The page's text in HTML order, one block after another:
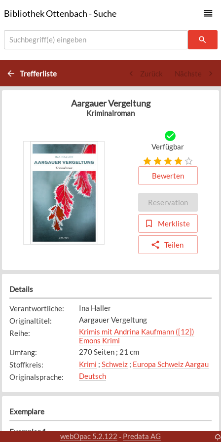
Bibliothek Ottenbach - Suche
Suchbegriff(e) eingeben
Trefferliste Zurück Nächste
Aargauer Vergeltung
Kriminalroman
Verfügbar
Bewerten
Reservation
Merkliste
Teilen
Details
Verantwortliche:
Ina Haller
Originaltitel:
Aargauer Vergeltung
Reihe:
Krimis mit Andrina Kaufmann ([12])
Emons Krimi
Umfang:
270 Seiten ; 21 cm
Stoffkreis: Krimi ; Schweiz; Europa Schweiz Aargau
Originalsprache: Deutsch
Exemplare
Exemplar1 webOpac 5.2.122 - Predata AG